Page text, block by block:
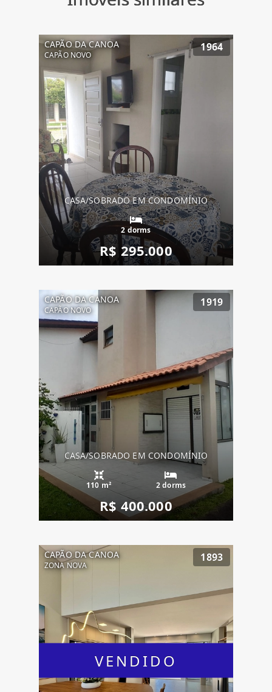
CAPÃO DA CANOA
CAPÃO NOVO
1964
CASA/SOBRADO EM CONDOMÍNIO
2 dorms
R$ 295.000
CAPÃO DA CANOA
CAPÃO NOVO
1919
CASA/SOBRADO EM CONDOMÍNIO
110 m² 2 dorms
R$ 400.000
VENDIDO
CAPÃO DA CANOA
ZONA NOVA
1893